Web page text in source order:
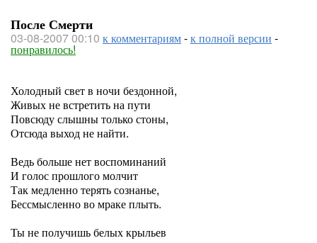
После Смерти
03-08-2007 00:10 к комментариям-к полной версии -
понравилось!
Холодный свет в ночи бездонной,
Живых не встретить на пути
Повсюду слышны только стоны,
Отсюда выход не найти.
Ведь больше нет воспоминаний
И голос прошлого молчит
Так медленно терять сознанье,
Бессмысленно во мраке плыть.
Ты не получишь белых крыльев